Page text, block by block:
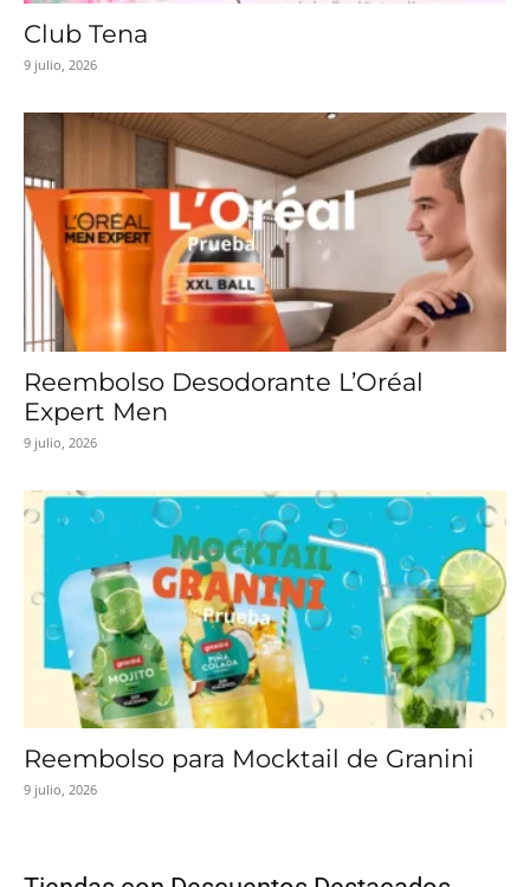
Club Tena
9 julio, 2026
Reembolso Desodorante L’Oréal
Expert Men
9 julio, 2026
Reembolso para Mocktail de Granini
9 julio, 2026